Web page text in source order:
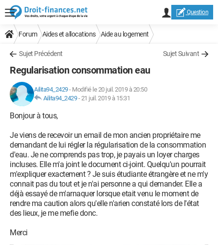
Question
Forum Aides et allocations Aide au logement
Sujet Précédent Sujet Suivant
Regularisation consommation eau
Ailita94_2429- Modifié le 20 juil. 2019 à 20:50
Ailita94_2429-21 juil. 2019 à 15:31
Bonjour à tous,
Je viens de recevoir un email de mon ancien propriétaire me
demandant de lui régler la régularisation de la consommation
d'eau. Je ne comprends pas trop, je payais un loyer charges
incluses. Elle m'a joint le document ci-joint. Quelqu'un pourrait
m'expliquer exactement ? Je suis étudiante étrangère et ne m'y
connait pas du tout et je n'ai personne a qui demander. Elle a
déjà essayé de m'arnaquer lorsque etait venu le moment de
rendre ma caution alors qu'elle n'arien constaté lors de l'état
des lieux, je me mefie donc.
Merci